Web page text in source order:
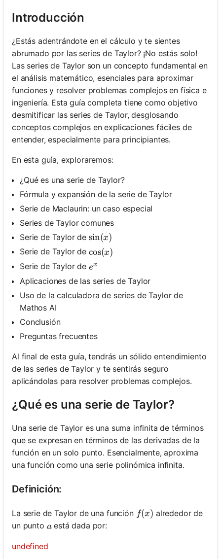
Introducción
¿Estás adentrándote en el cálculo y te sientes
abrumado por las series de Taylor? ¡No estás solo!
Las series de Taylor son un concepto fundamental en
el análisis matemático, esenciales para aproximar
funciones y resolver problemas complejos en física e
ingeniería. Esta guía completa tiene como objetivo
desmitificar las series de Taylor, desglosando
conceptos complejos en explicaciones fáciles de
entender, especialmente para principiantes.
En esta guía, exploraremos:
¿Qué es una serie de Taylor?
Fórmula y expansión de la serie de Taylor
Serie de Maclaurin: un caso especial
Series de Taylor comunes
Serie de Taylor de \sin (x)
sin(x)
Serie de Taylor de \cos (x)
cos(x)
Serie de Taylor de e^x
ex
Aplicaciones de las series de Taylor
Uso de la calculadora de series de Taylor de
Mathos AI
Conclusión
Preguntas frecuentes
Al final de esta guía, tendrás un sólido entendimiento
de las series de Taylor y te sentirás seguro
aplicándolas para resolver problemas complejos.
¿Qué es una serie de Taylor?
Una serie de Taylor es una suma infinita de términos
que se expresan en términos de las derivadas de la
función en un solo punto. Esencialmente, aproxima
una función como una serie polinómica infinita.
Definición:
La serie de Taylor de una función f(x)
f(x) alrededor de
un punto a
aestá dada por:
undefined